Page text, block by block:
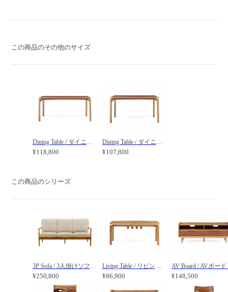
この商品のその他のサイズ
Dining Table / ダイニングテーブル 幅155cm n346 /
¥118,800
Dining Table / ダイニングテーブル 幅135cm n3418 /
¥107,800
この商品のシリーズ
3P Sofa / 3人掛けソファー n3419 /
¥250,800
Living Table / リビングテーブル n3411 /
¥86,900 ¥148,500